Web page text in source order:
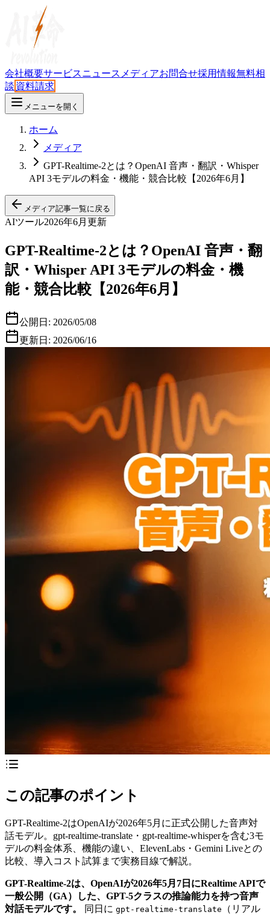
会社概要サービスニュース メディアお問合せ採用情報無料相
談 資料請求
メニューを開く
ホーム
メディア
GPT-Realtime-2とは？OpenAI 音声・翻訳・Whisper
API 3モデルの料金・機能・競合比較【2026年6月】
メディア記事一覧に戻る
AIツール2026年6月更新
GPT-Realtime-2とは？OpenAI 音声・翻
訳・Whisper API 3モデルの料金・機
能・競合比較【2026年6月】
公開日: 2026/05/08
更新日: 2026/06/16
この記事のポイント
GPT-Realtime-2はOpenAIが2026年5月に正式公開した音声対
話モデル。gpt-realtime-translate・gpt-realtime-whisperを含む3モ
デルの料金体系、機能の違い、ElevenLabs・Gemini Liveとの
比較、導入コスト試算まで実務目線で解説。
GPT-Realtime-2は、OpenAIが2026年5月7日にRealtime APIで
一般公開（GA）した、GPT-5クラスの推論能力を持つ音声
対話モデルです。
同日に gpt-realtime-translate
（リアル